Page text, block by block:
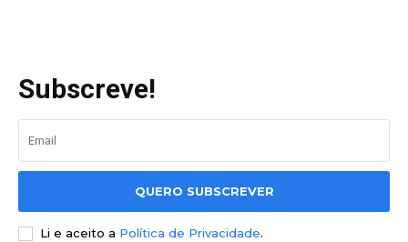
Subscreve!
QUERO SUBSCREVER
Li e aceito a Política de Privacidade.